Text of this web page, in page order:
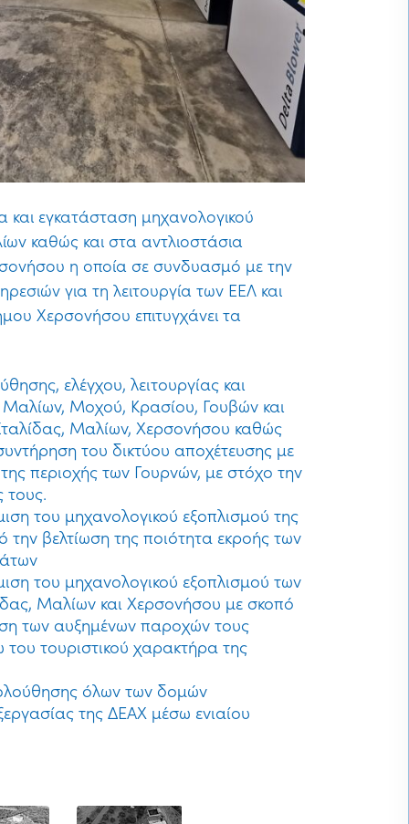
εγκατάσταση μηχανολογικού
καθώς και στα αντλιοστάσια
η οποία σε συνδυασμό με την
για τη λειτουργία των ΕΕΛ και
Χερσονήσου επιτυγχάνει τα
ελέγχου, λειτουργίας και
Μοχού, Κρασίου, Γουβών και
Μαλίων, Χερσονήσου καθώς
του δικτύου αποχέτευσης με
περιοχής των Γουρνών, με στόχο την
τους.
του μηχανολογικού εξοπλισμού της
βελτίωση της ποιότητα εκροής των
του μηχανολογικού εξοπλισμού των
Μαλίων και Χερσονήσου με σκοπό
των αυξημένων παροχών τους
του τουριστικού χαρακτήρα της
όλων των δομών
της ΔΕΑΧ μέσω ενιαίου